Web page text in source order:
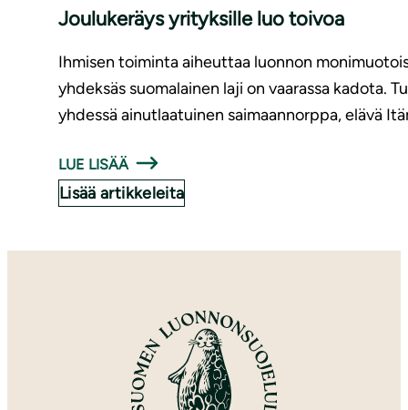
Joulukeräys yrityksille luo toivoa
Ihmisen toiminta aiheuttaa luonnon
yhdeksäs suomalainen laji on vaarassa kadota.
yhdessä ainutlaatuinen saimaannorppa, elävä
LUE LISÄÄ
Lisää artikkeleita